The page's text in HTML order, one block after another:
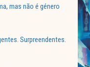
mas não é género
Surpreendentes.